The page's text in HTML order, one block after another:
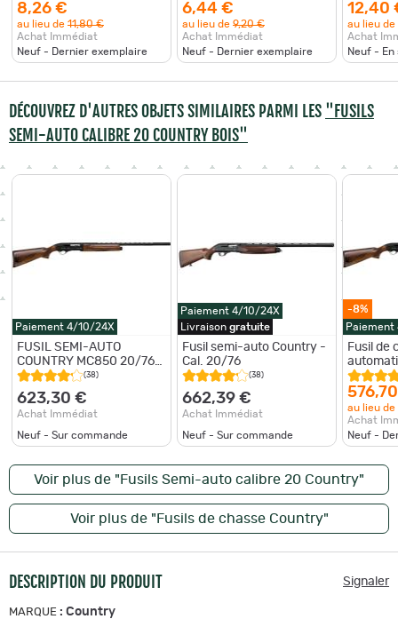
8,26 €
au lieu de 11,80 €
Achat Immédiat
Neuf - Dernier exemplaire
6,44 €
au lieu de 9,20 €
Achat Immédiat
Neuf - Dernier exemplaire
12,40
au lieu de
Achat
Neuf - En
DÉCOUVREZ D'AUTRES OBJETS SIMILAIRES PARMI LES "FUSILS
SEMI-AUTO CALIBRE 20 COUNTRY BOIS"
Paiement 4/10/24X
FUSIL SEMI-AUTO
COUNTRY MC850 20/76
71CM
(38)
623,30 €
Achat Immédiat
Neuf - Sur commande
Paiement 4/10/24X
Livraison gratuite
Fusil semi-auto Country -
Cal. 20/76
(38)
662,39 €
Achat Immédiat
Neuf - Sur commande
-8%
Fusil de
canon
au lieu de
Achat
Neuf -
Voir plus de "Fusils Semi-auto calibre 20 Country"
Voir plus de "Fusils de chasse Country"
DESCRIPTION DU PRODUIT Signaler
MARQUE : Country